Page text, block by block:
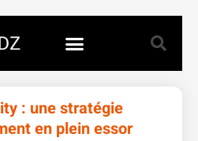
: une stratégie
en plein essor